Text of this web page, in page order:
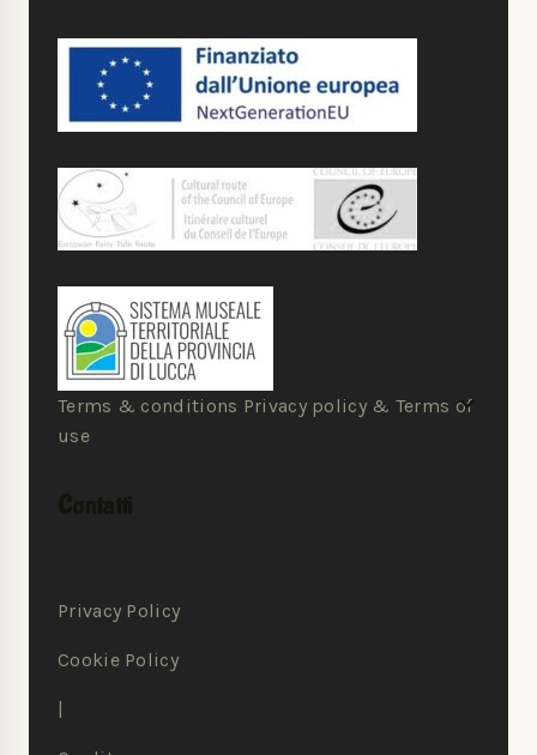
Terms & conditions Privacy policy & Terms of
use
Privacy Policy
Cookie Policy
|